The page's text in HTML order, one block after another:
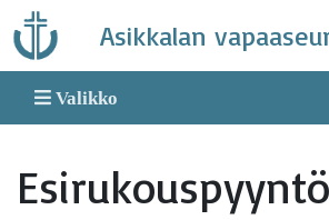
Skip
to
content
Asikkalan
Valikko
Esirukouspyyntö